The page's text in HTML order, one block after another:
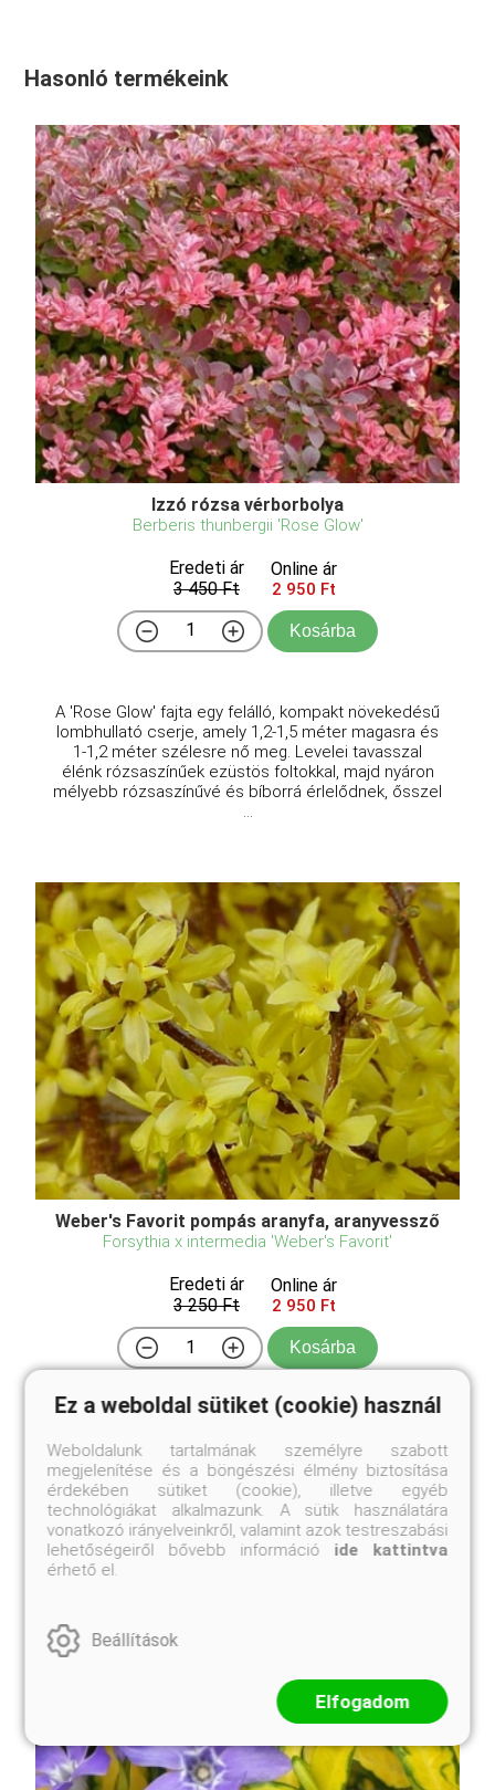
Hasonló termékeink
Izzó rózsa vérborbolya
Berberis thunbergii 'Rose Glow'
Eredeti ár
3 450 Ft
Online ár
2 950 Ft
Kosárba
A 'Rose Glow' fajta egy felálló, kompakt növekedésű
lombhullató cserje, amely 1,2-1,5 méter magasra és
1-1,2 méter szélesre nő meg. Levelei tavasszal
élénk rózsaszínűek ezüstös foltokkal, majd nyáron
mélyebb rózsaszínűvé és bíborrá érlelődnek, ősszel
...
Weber's Favorit pompás aranyfa, aranyvessző
Forsythia x intermedia 'Weber's Favorit'
Eredeti ár
3 250 Ft
Online ár
2 950 Ft
Kosárba
nevén aranyvessző, egy igazi kuriózum az aranyfák
között. Míg a hagyományos aranyfák hatalmas
bokrokká cseperedhetnek, addig ez a fajta
megmarad alacsony, kompakt termetűnek. Március-
áprilisban, még ...
Ez a weboldal sütiket (cookie) használ
Weboldalunk tartalmának személyre szabott
megjelenítése és a böngészési élmény biztosítása
érdekében sütiket (cookie), illetve egyéb
technológiákat alkalmazunk. A sütik használatára
vonatkozó irányelveinkről, valamint azok testreszabási
lehetőségeiről bővebb információ ide kattintva
érhető el.
Beállítások
Elfogadom